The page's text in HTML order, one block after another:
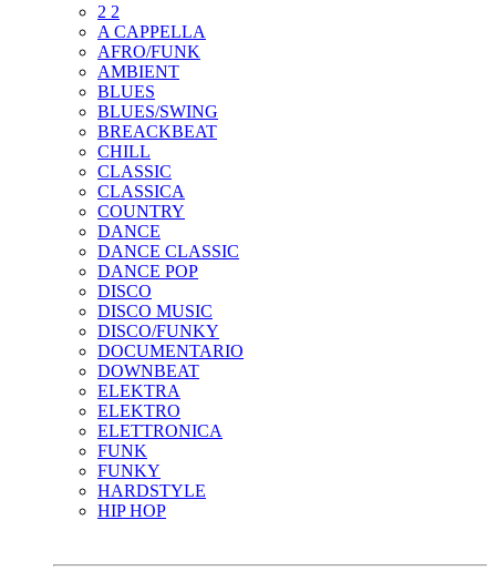
2 2
A CAPPELLA
AFRO/FUNK
AMBIENT
BLUES
BLUES/SWING
BREACKBEAT
CHILL
CLASSIC
CLASSICA
COUNTRY
DANCE
DANCE CLASSIC
DANCE POP
DISCO
DISCO MUSIC
DISCO/FUNKY
DOCUMENTARIO
DOWNBEAT
ELEKTRA
ELEKTRO
ELETTRONICA
FUNK
FUNKY
HARDSTYLE
HIP HOP